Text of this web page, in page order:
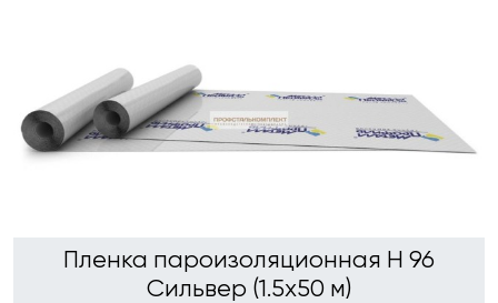
Пленка пароизоляционная Н 96
Сильвер (1.5х50 м)